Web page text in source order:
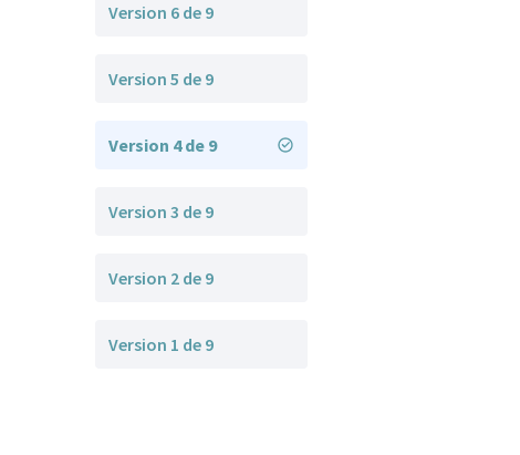
Version 6 de 9
Version 5 de 9
Version 4 de 9
Version 3 de 9
Version 2 de 9
Version 1 de 9